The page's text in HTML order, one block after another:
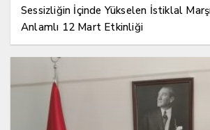
Sessizliğin İçinde Yükselen İstiklal
Anlamlı 12 Mart Etkinliği